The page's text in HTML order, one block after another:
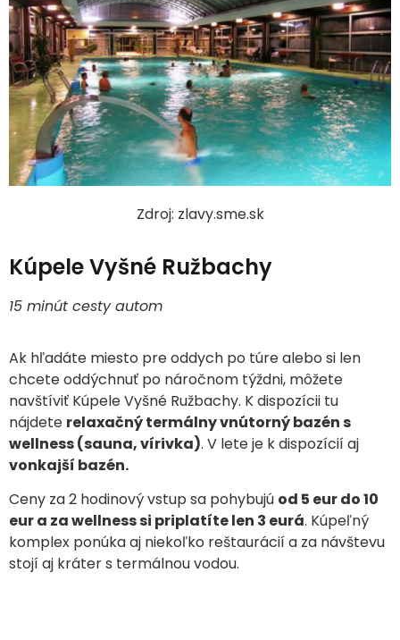
Zdroj: zlavy.sme.sk
Kúpele Vyšné Ružbachy
15 minút cesty autom
Ak hľadáte miesto pre oddych po túre alebo si len
chcete oddýchnuť po náročnom týždni, môžete
navštíviť Kúpele Vyšné Ružbachy. K dispozícii tu
nájdete relaxačný termálny vnútorný bazén s
wellness (sauna, vírivka). V lete je k dispozícií aj
vonkajší bazén.
Ceny za 2 hodinový vstup sa pohybujú od 5 eur do 10
eur a za wellness si priplatíte len 3 eurá. Kúpeľný
komplex ponúka aj niekoľko reštaurácií a za návštevu
stojí aj kráter s termálnou vodou.